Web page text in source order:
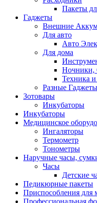
Пакеты
Гаджеты
Внешние
Для авто
Авто
Для дома
Ночники,
Техника
Разные Гаджеты
Зотовары
Инкубаторы
Инкубаторы
Медицинское
Ингаляторы
Термометр
Тонометры
Наручные часы,
Часы
Детские
Педикюрные пакеты
Приспособления для
Профессиональная